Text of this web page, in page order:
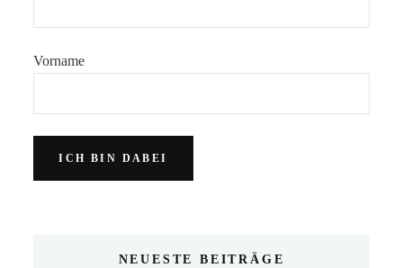
Vorname
NEUESTE BEITRÄGE